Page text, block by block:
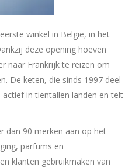
winkel in België, in het
deze opening hoeven
naar Frankrijk te reizen om
De keten, die sinds 1997 deel
in tientallen landen en telt
dan 90 merken aan op het
parfums en
klanten gebruikmaken van